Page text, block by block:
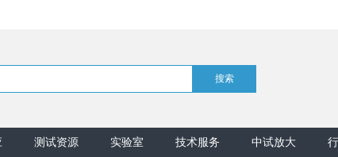
测试资源 实验室 技术服务 中试放大